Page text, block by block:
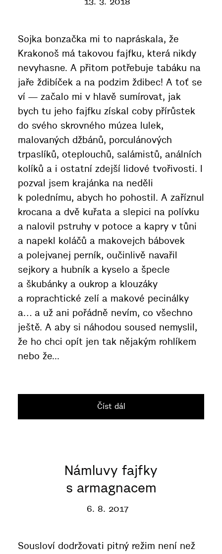
Sojka bonzačka mi to napráskala, že
Krakonoš má takovou fajfku, která nikdy
nevyhasne. A přitom potřebuje tabáku na
jaře ždibíček a na podzim ždibec! A toť se
ví — začalo mi v hlavě sumírovat, jak
bych tu jeho fajfku získal coby přírůstek
do svého skrovného múzea lulek,
malovaných džbánů, porculánových
trpaslíků, oteplouchů, salámistů, análních
kolíků a i ostatní zdejší lidové tvořivosti. I
pozval jsem krajánka na neděli
k polednímu, abych ho pohostil. A zaříznul
krocana a dvě kuřata a slepici na polívku
a nalovil pstruhy v potoce a kapry v tůni
a napekl koláčů a makovejch bábovek
a polejvanej perník, oučinlivě navařil
sejkory a hubník a kyselo a špecle
a škubánky a oukrop a klouzáky
a roprachtické zelí a makové pecinálky
a… a už ani pořádně nevím, co všechno
ještě. A aby si náhodou soused nemyslil,
že ho chci opít jen tak nějakým rohlíkem
nebo že...
Číst dál
Námluvy fajfky
s armagnacem
6. 8. 2017
Sousloví dodržovati pitný režim není než